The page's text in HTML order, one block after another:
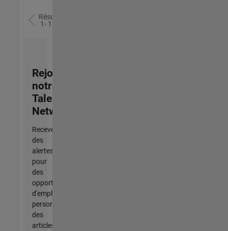
Résultats
1- 1 de
Rejoignez
notre
Talent
Network
Recevez
des
alertes
pour
des
opportunités
d'emploi
personnalisées,
des
articles